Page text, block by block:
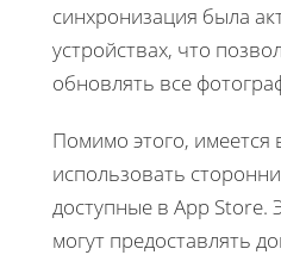
синхронизация была
устройствах, что
обновлять все
Помимо этого, имеется
использовать
доступные в App Store.
могут предоставлять